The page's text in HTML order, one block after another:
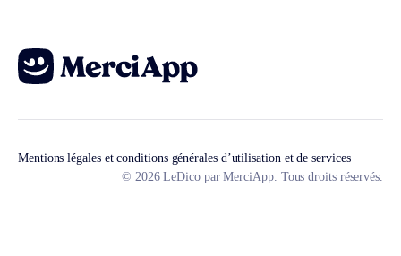
Mentions légales et conditions générales d’utilisation et de services
© 2026 LeDico par MerciApp. Tous droits réservés.